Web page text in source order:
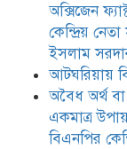
আহবান
সাবেক এমপি বীর
অক্সিজেন
কেন্দ্রিয়
ইসলাম
আটঘরিয়ায়
​​অবৈধ অর্থ বা
একমাত্র
বিএনপির